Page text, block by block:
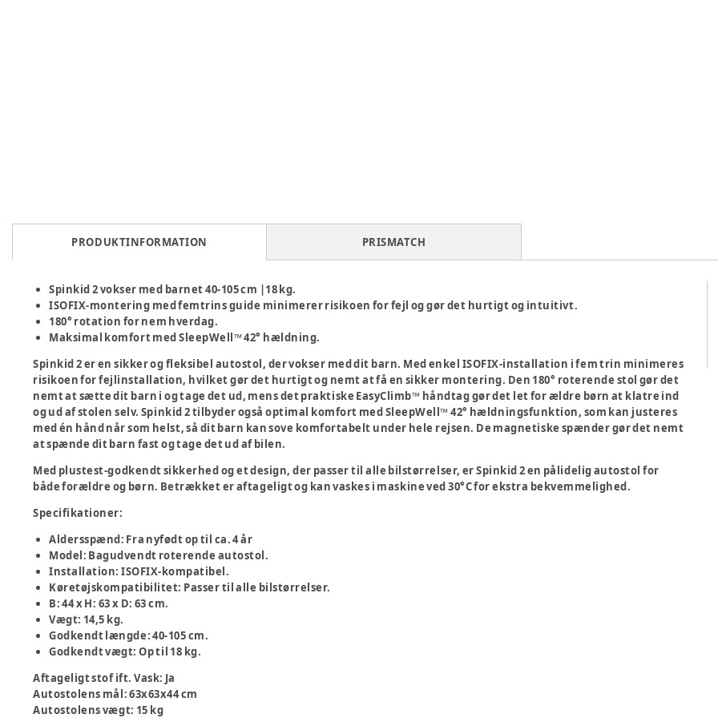
PRODUKTINFORMATION PRISMATCH
Spinkid 2 vokser med barnet 40-105 cm |18 kg.
ISOFIX‑montering med femtrins guide minimerer risikoen for fejl og gør det hurtigt og intuitivt.
180° rotation for nem hverdag.
Maksimal komfort med SleepWell™ 42° hældning.
Spinkid 2 er en sikker og fleksibel autostol, der vokser med dit barn. Med enkel ISOFIX-installation i fem trin minimeres
risikoen for fejlinstallation, hvilket gør det hurtigt og nemt at få en sikker montering. Den 180° roterende stol gør det
nemt at sætte dit barn i og tage det ud, mens det praktiske EasyClimb™ håndtag gør det let for ældre børn at klatre ind
og ud af stolen selv. Spinkid 2 tilbyder også optimal komfort med SleepWell™ 42° hældningsfunktion, som kan justeres
med én hånd når som helst, så dit barn kan sove komfortabelt under hele rejsen. De magnetiske spænder gør det nemt
at spænde dit barn fast og tage det ud af bilen.
Med plustest-godkendt sikkerhed og et design, der passer til alle bilstørrelser, er Spinkid 2 en pålidelig autostol for
både forældre og børn. Betrækket er aftageligt og kan vaskes i maskine ved 30°C for ekstra bekvemmelighed.
Specifikationer:
Aldersspænd: Fra nyfødt op til ca. 4 år
Model: Bagudvendt roterende autostol.
Installation: ISOFIX-kompatibel.
Køretøjskompatibilitet: Passer til alle bilstørrelser.
B: 44 x H: 63 x D: 63 cm.
Vægt: 14,5 kg.
Godkendt længde: 40-105 cm.
Godkendt vægt: Op til 18 kg.
Aftageligt stof ift. Vask: Ja
Autostolens mål:63x63x44 cm
Autostolens vægt: 15 kg